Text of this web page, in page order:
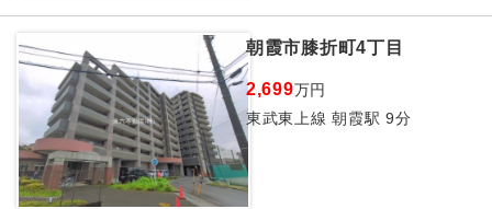
朝霞市膝折町4丁目
2,699万円
東武東上線 朝霞駅 9分